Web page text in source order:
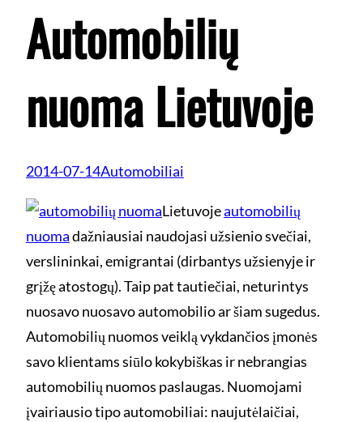
Automobilių
nuoma Lietuvoje
2014-07-14Automobiliai
Lietuvojeautomobilių
nuomadažniausiai naudojasi užsienio svečiai,
verslininkai, emigrantai (dirbantys užsienyje ir
grįžę atostogų). Taip pat tautiečiai, neturintys
nuosavo nuosavo automobilio ar šiam sugedus.
Automobilių nuomos veiklą vykdančios įmonės
savo klientams siūlo kokybiškas ir nebrangias
automobilių nuomos paslaugas. Nuomojami
įvairiausio tipo automobiliai: naujutėlaičiai,